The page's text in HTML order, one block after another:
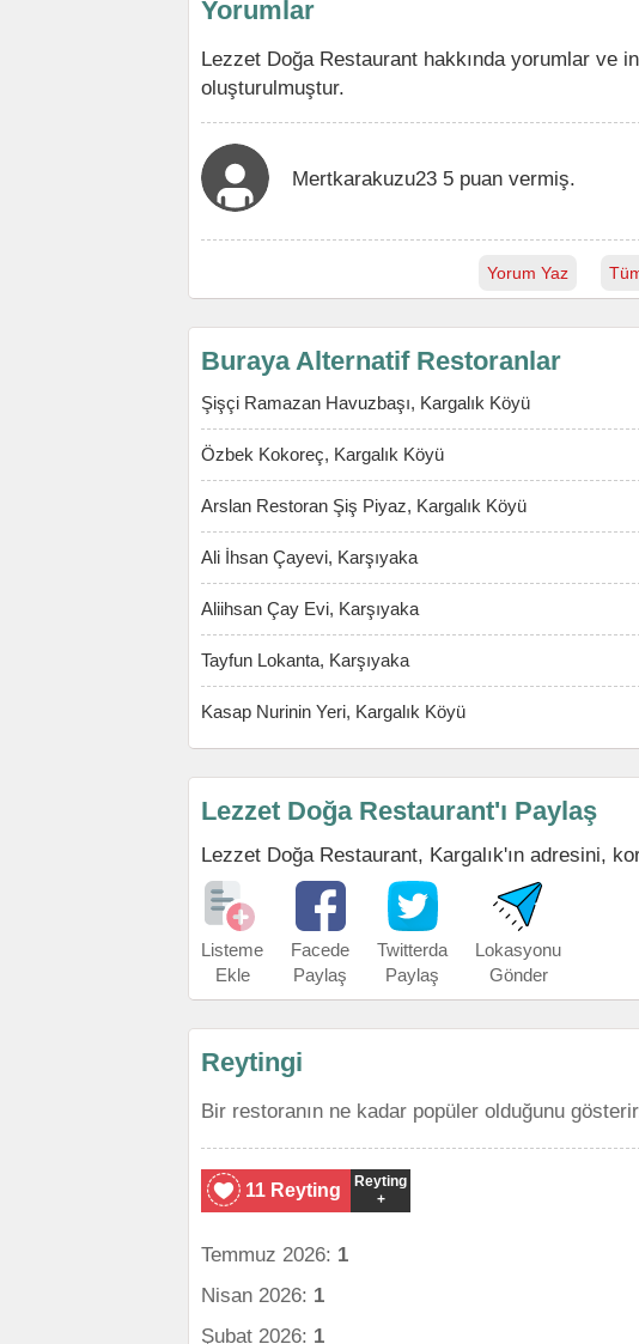
Yorumlar
Lezzet Doğa Restaurant hakkında yorumlar ve
oluşturulmuştur.
Mertkarakuzu23 5 puan vermiş.
Yorum Yaz
Buraya Alternatif Restoranlar
Şişçi Ramazan Havuzbaşı, Kargalık Köyü
Özbek Kokoreç, Kargalık Köyü
Arslan Restoran Şiş Piyaz, Kargalık Köyü
Ali İhsan Çayevi, Karşıyaka
Aliihsan Çay Evi, Karşıyaka
Tayfun Lokanta, Karşıyaka
Kasap Nurinin Yeri, Kargalık Köyü
Lezzet Doğa Restaurant'ı Paylaş
Lezzet Doğa Restaurant, Kargalık'ın adresini,
Listeme
Ekle
Facede
Paylaş
Twitterda
Paylaş
Lokasyonu
Gönder
Reytingi
Bir restoranın ne kadar popüler olduğunu
11 Reyting
Reyting
+
Temmuz 2026: 1
Nisan 2026: 1
Şubat 2026: 1